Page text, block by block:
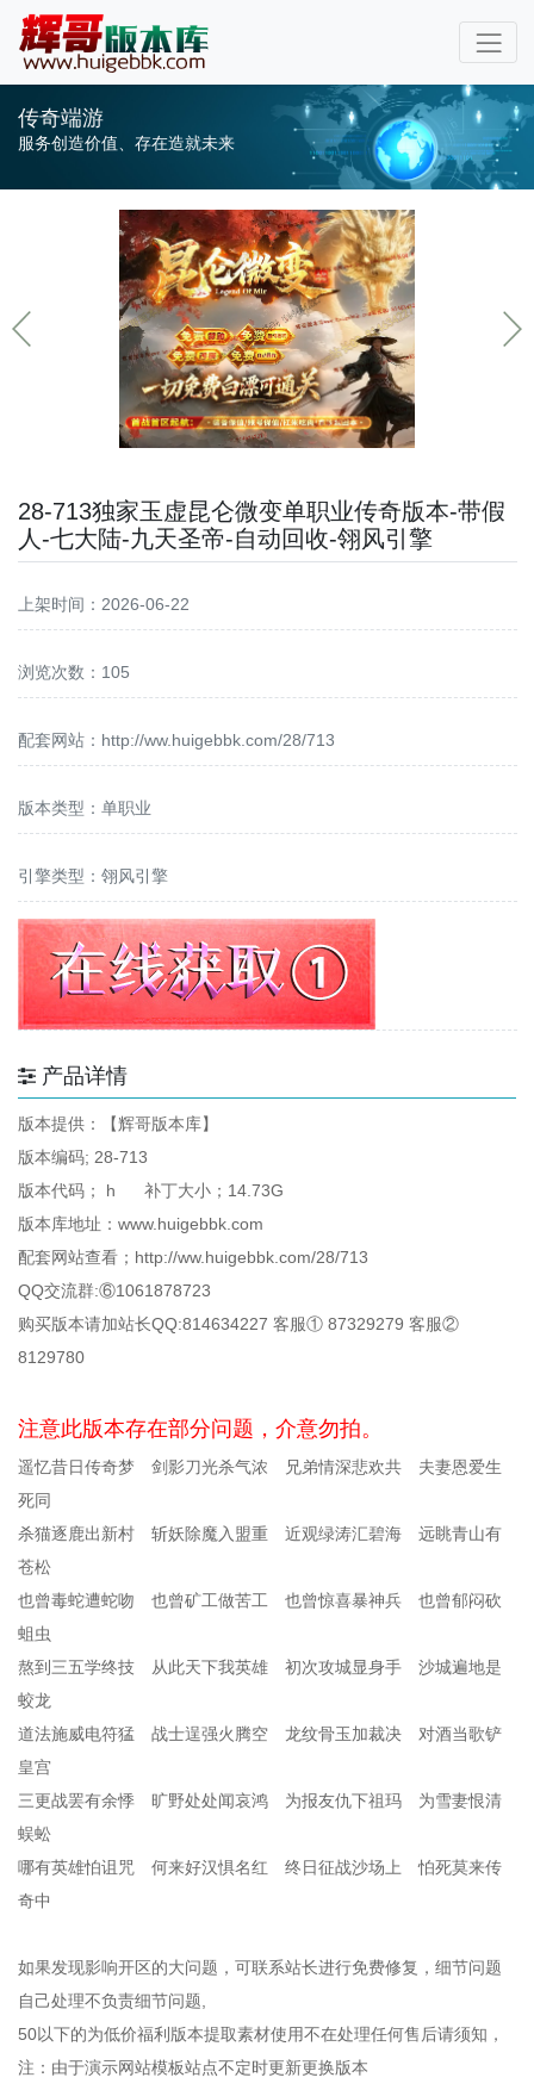
传奇端游
服务创造价值、存在造就未来
28-713独家玉虚昆仑微变单职业传奇版本-带假
人-七大陆-九天圣帝-自动回收-翎风引擎
上架时间：2026-06-22
浏览次数：105
配套网站： http://ww.huigebbk.com/28/713
版本类型：单职业
引擎类型：翎风引擎
产品详情
版本提供：【辉哥版本库】
版本编码; 28-713
版本代码； h 补丁大小；14.73G
版本库地址：www.huigebbk.com
配套网站查看；http://ww.huigebbk.com/28/713
QQ交流群:⑥1061878723
购买版本请加站长QQ:814634227 客服① 87329279 客服②
8129780
注意此版本存在部分问题，介意勿拍。
遥忆昔日传奇梦 剑影刀光杀气浓 兄弟情深悲欢共 夫妻恩爱生
死同
杀猫逐鹿出新村 斩妖除魔入盟重 近观绿涛汇碧海 远眺青山有
苍松
也曾毒蛇遭蛇吻 也曾矿工做苦工 也曾惊喜暴神兵 也曾郁闷砍
蛆虫
熬到三五学终技 从此天下我英雄 初次攻城显身手 沙城遍地是
蛟龙
道法施威电符猛 战士逞强火腾空 龙纹骨玉加裁决 对酒当歌铲
皇宫
三更战罢有余悸 旷野处处闻哀鸿 为报友仇下祖玛 为雪妻恨清
蜈蚣
哪有英雄怕诅咒 何来好汉惧名红 终日征战沙场上 怕死莫来传
奇中
如果发现影响开区的大问题，可联系站长进行免费修复，细节问题
自己处理不负责细节问题,
50以下的为低价福利版本提取素材使用不在处理任何售后请须知，
注：由于演示网站模板站点不定时更新更换版本